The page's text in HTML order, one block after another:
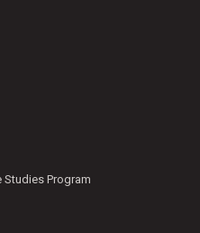
Studies Program